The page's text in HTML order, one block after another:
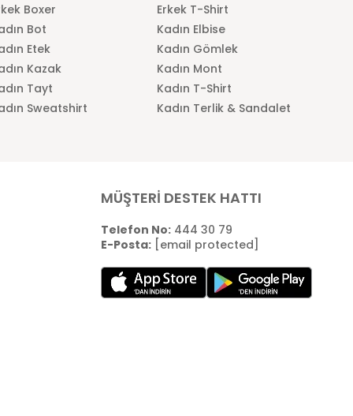
Boxer
Erkek T-Shirt
Bot
Kadın Elbise
Etek
Kadın Gömlek
Kazak
Kadın Mont
Tayt
Kadın T-Shirt
Sweatshirt Kadın Terlik & Sandalet
MÜŞTERİ DESTEK HATTI
Telefon No:444 30 79
E-Posta: [email protected]